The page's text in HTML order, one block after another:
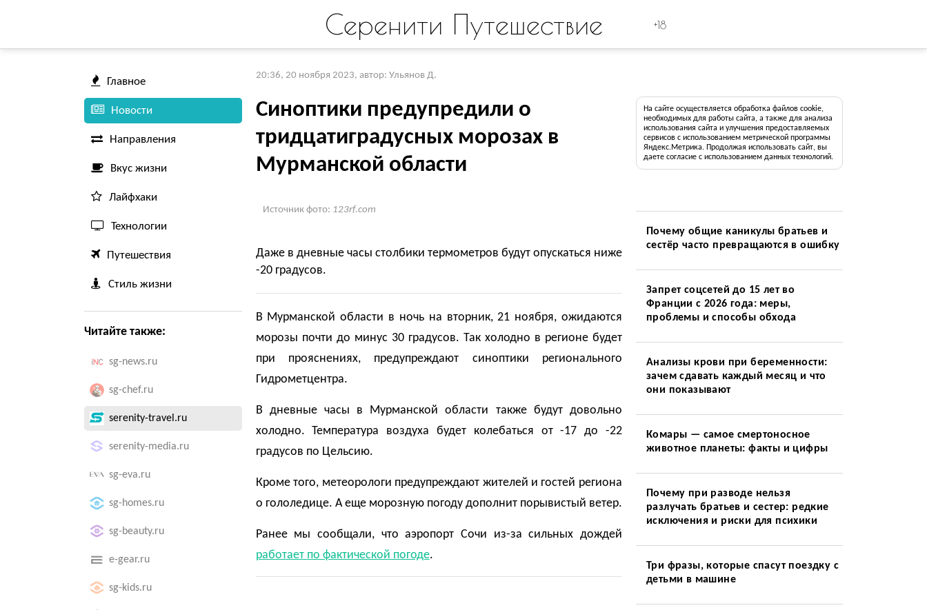
Серенити Путешествие +18
Главное
Новости
Направления
Вкус жизни
Лайфхаки
Технологии
Путешествия
Стиль жизни
Читайте также:
sg-news.ru
sg-chef.ru
serenity-travel.ru
serenity-media.ru
sg-eva.ru
sg-homes.ru
sg-beauty.ru
e-gear.ru
sg-kids.ru
20:36, 20 ноября 2023, автор: Ульянов Д.
Синоптики предупредили о
тридцатиградусных морозах в
Мурманской области
Источник фото: 123rf.com
Даже в дневные часы столбики термометров будут опускаться ниже
-20 градусов.
В Мурманской области в ночь на вторник, 21 ноября, ожидаются
морозы почти до минус 30 градусов. Так холодно в регионе будет
при прояснениях, предупреждают синоптики регионального
Гидрометцентра.
В дневные часы в Мурманской области также будут довольно
холодно. Температура воздуха будет колебаться от -17 до -22
градусов по Цельсию.
Кроме того, метеорологи предупреждают жителей и гостей региона
о гололедице. А еще морозную погоду дополнит порывистый ветер.
Ранее мы сообщали, что аэропорт Сочи из-за сильных дождей
работает по фактической погоде.
На сайте осуществляется обработка файлов cookie,
необходимых для работы сайта, а также для анализа
использования сайта и улучшения предоставляемых
сервисов с использованием метрической программы
Яндекс.Метрика. Продолжая использовать сайт, вы
даете согласие с использованием данных технологий.
Почему общие каникулы братьев и
сестёр часто превращаются в ошибку
Запрет соцсетей до 15 лет во
Франции с 2026 года: меры,
проблемы и способы обхода
Анализы крови при беременности:
зачем сдавать каждый месяц и что
они показывают
Комары — самое смертоносное
животное планеты: факты и цифры
Почему при разводе нельзя
разлучать братьев и сестер: редкие
исключения и риски для психики
Три фразы, которые спасут поездку с
детьми в машине